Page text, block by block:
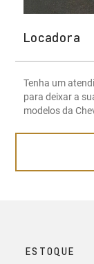
Locadora
Tenha um
para deixar a
modelos da